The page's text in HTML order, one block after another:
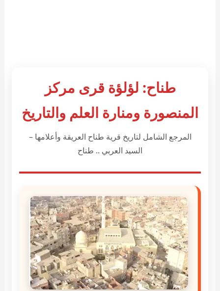
طناح: لؤلؤة قرى مركز
المنصورة ومنارة العلم والتاريخ
المرجع الشامل لتاريخ قرية طناح العريقة وأعلامها –
السيد العربي .. طناح